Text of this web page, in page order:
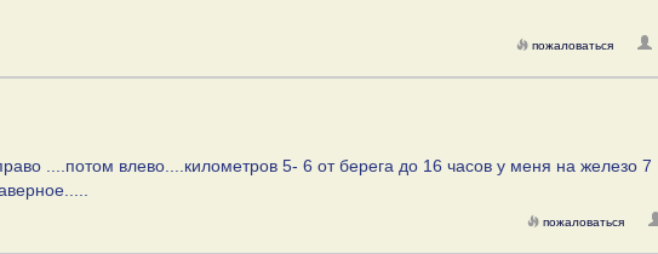
пожаловаться
....потом влево....километров 5- 6 от берега до 16 часов у меня на железо 7
пожаловаться